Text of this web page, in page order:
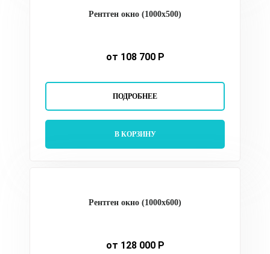
Рентген окно (1000х500)
от 108 700 Р
ПОДРОБНЕЕ
В КОРЗИНУ
Рентген окно (1000х600)
от 128 000 Р